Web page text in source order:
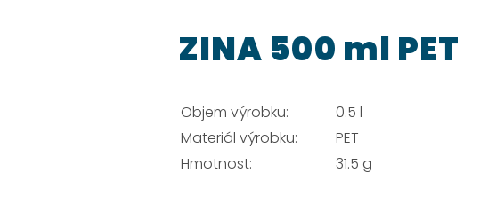
ZINA 500 ml PET
Objem výrobku:
0.5 l
Materiál výrobku:
PET
Hmotnost:
31.5 g